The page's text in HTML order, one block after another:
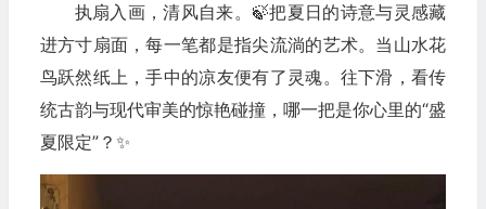
执扇入画，清风自来。🍃把夏日的诗意与灵感藏
进方寸扇面，每一笔都是指尖流淌的艺术。当山水花
鸟跃然纸上，手中的凉友便有了灵魂。往下滑，看传
统古韵与现代审美的惊艳碰撞，哪一把是你心里的“盛
夏限定”？✨